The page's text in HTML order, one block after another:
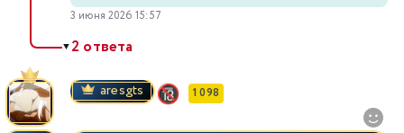
3 июня 2026 15:57
▼2 ответа
aresgts 1 098